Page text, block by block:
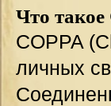
Что
COPPA
личных